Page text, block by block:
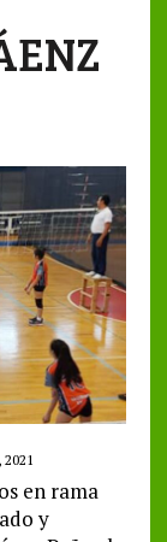
2021
en rama
y